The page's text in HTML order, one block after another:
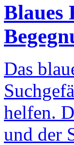
Blaues
Das
helfen.
und der